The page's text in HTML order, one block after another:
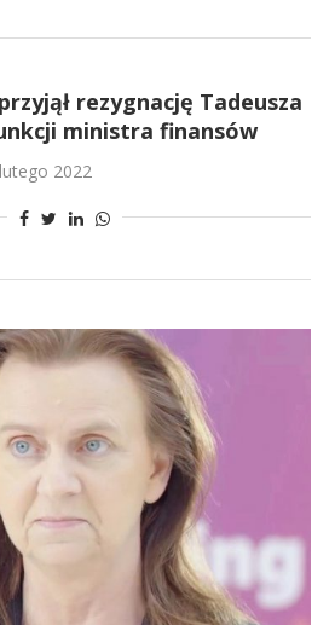
rezygnację Tadeusza
ministra finansów
2022